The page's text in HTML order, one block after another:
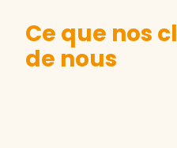
Ce que nos
de nous